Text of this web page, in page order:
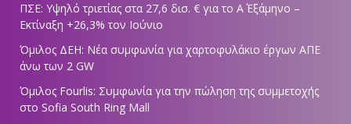
ΠΣΕ: Υψηλό τριετίας στα 27,6 δισ. € για το Α΄ Εξάμηνο –
Εκτίναξη +26,3% τον Ιούνιο
Όμιλος ΔΕΗ: Νέα συμφωνία για χαρτοφυλάκιο έργων ΑΠΕ
άνω των 2 GW
Όμιλος Fourlis: Συμφωνία για την πώληση της συμμετοχής
στο Sofia South Ring Mall